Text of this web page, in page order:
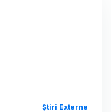
Știri Externe